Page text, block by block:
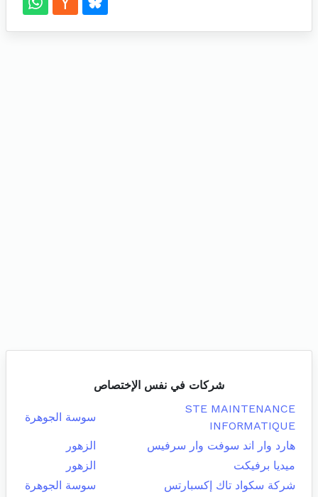
شركات في نفس الإختصاص
STE MAINTENANCE
INFORMATIQUE
سوسة الجوهرة
هارد وار اند سوفت وار سرفيس
الزهور
ميديا برفيكت
الزهور
شركة سكواد تاك إكسبارتس
سوسة الجوهرة